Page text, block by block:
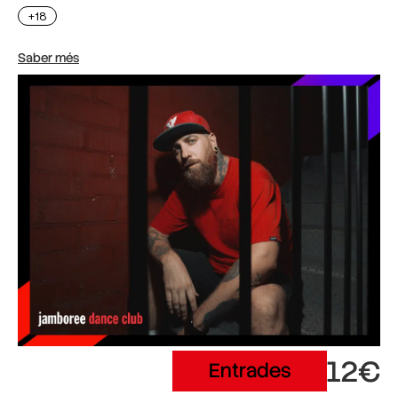
+18
Saber més
Entrades 12€